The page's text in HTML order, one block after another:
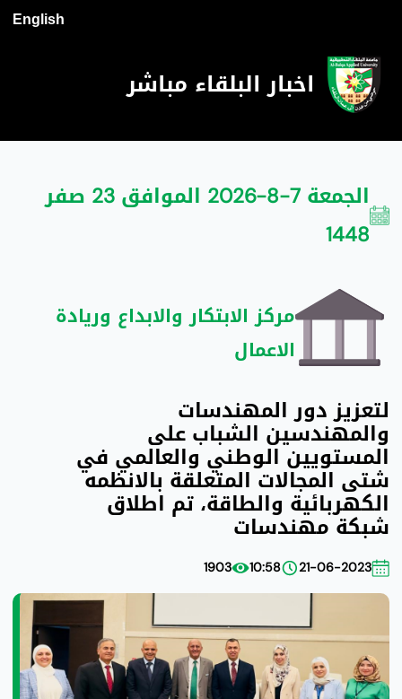
English
اخبار البلقاء مباشر
الجمعة 7-8-2026 الموافق 23 صفر
1448
مركز الابتكار والابداع وريادة
الاعمال
لتعزيز دور المهندسات
والمهندسين الشباب على
المستويين الوطني والعالمي في
شتى المجالات المتعلقة بالانظمه
الكهربائية والطاقة، تم اطلاق
شبكة مهندسات
21-06-2023
10:58
1903